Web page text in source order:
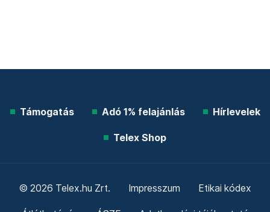
Támogatás Adó 1% felajánlás Hírlevelek
Telex Shop
© 2026 Telex.hu Zrt. Impresszum Etikai kódex